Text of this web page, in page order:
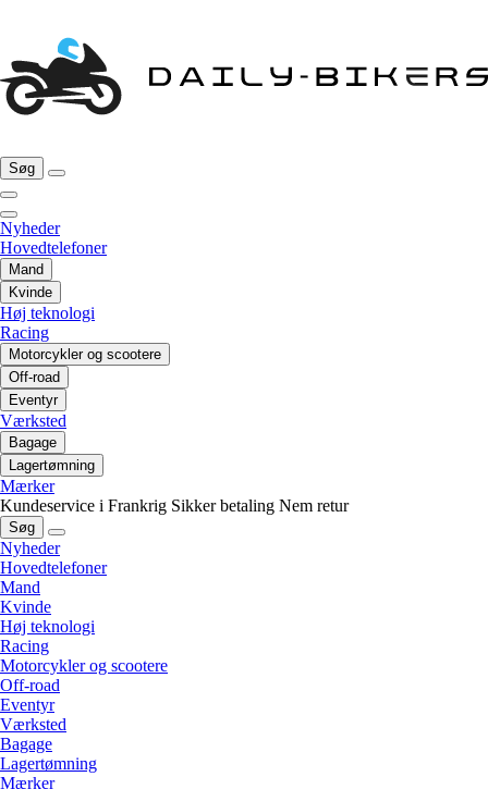
Søg
Nyheder
Hovedtelefoner
Mand
Kvinde
Høj teknologi
Racing
Motorcykler og scootere
Off-road
Eventyr
Værksted
Bagage
Lagertømning
Mærker
Kundeservice i Frankrig Sikker betaling Nem retur
Søg
Nyheder
Hovedtelefoner
Mand
Kvinde
Høj teknologi
Racing
Motorcykler og scootere
Off-road
Eventyr
Værksted
Bagage
Lagertømning
Mærker